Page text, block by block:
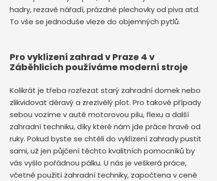
hadry, rezavé nářadí, prázdné plechovky od piva atd.
To vše se jednoduše vleze do objemných pytlů.
Pro vyklízení zahrad v Praze 4 v
Záběhlicích používáme moderní stroje
Kolikrát je třeba rozřezat starý zahradní domek nebo
zlikvidovat děravý a zrezivělý plot. Pro takové případy
sebou vozíme v autě motorovou pilu, flexu a další
zahradní techniku, díky které nám jde práce hravě od
ruky. Pokud byste se chtěli do vyklízení zahrady pustit
sami, už jen půjčení těchto kvalitních pomocníků by
vás vyšlo pořádnou pálku. U nás je veškerá práce,
včetně použití zahradní techniky, započtena v ceně